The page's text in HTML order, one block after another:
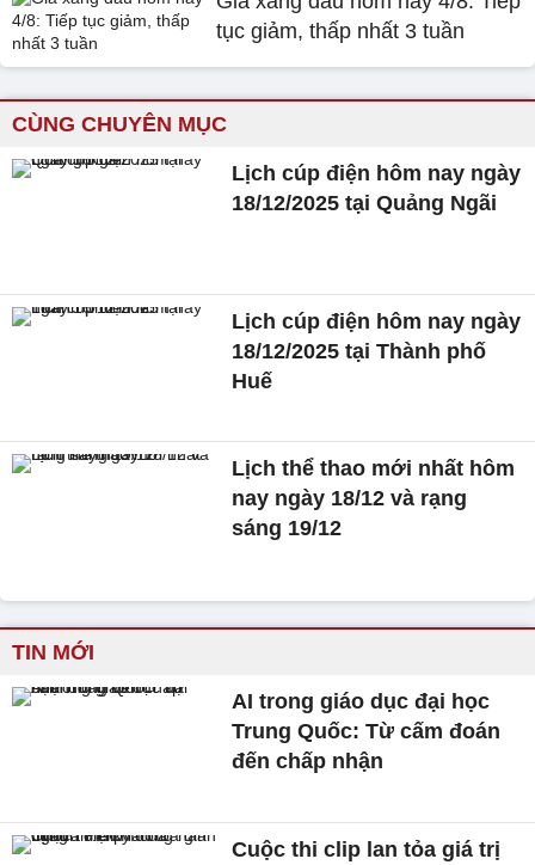
tục giảm, thấp nhất 3 tuần
CÙNG CHUYÊN MỤC
Lịch cúp điện hôm nay ngày
18/12/2025 tại Quảng Ngãi
Lịch cúp điện hôm nay ngày
18/12/2025 tại Thành phố
Huế
Lịch thể thao mới nhất hôm
nay ngày 18/12 và rạng
sáng 19/12
TIN MỚI
AI trong giáo dục đại học
Trung Quốc: Từ cấm đoán
đến chấp nhận
Cuộc thi clip lan tỏa giá trị